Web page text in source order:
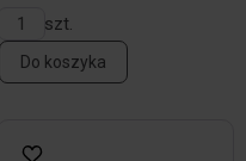
szt.
Do koszyka